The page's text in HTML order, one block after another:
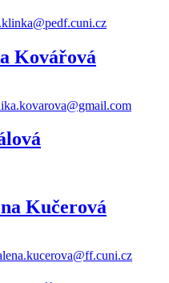
Kovářová
Kučerová